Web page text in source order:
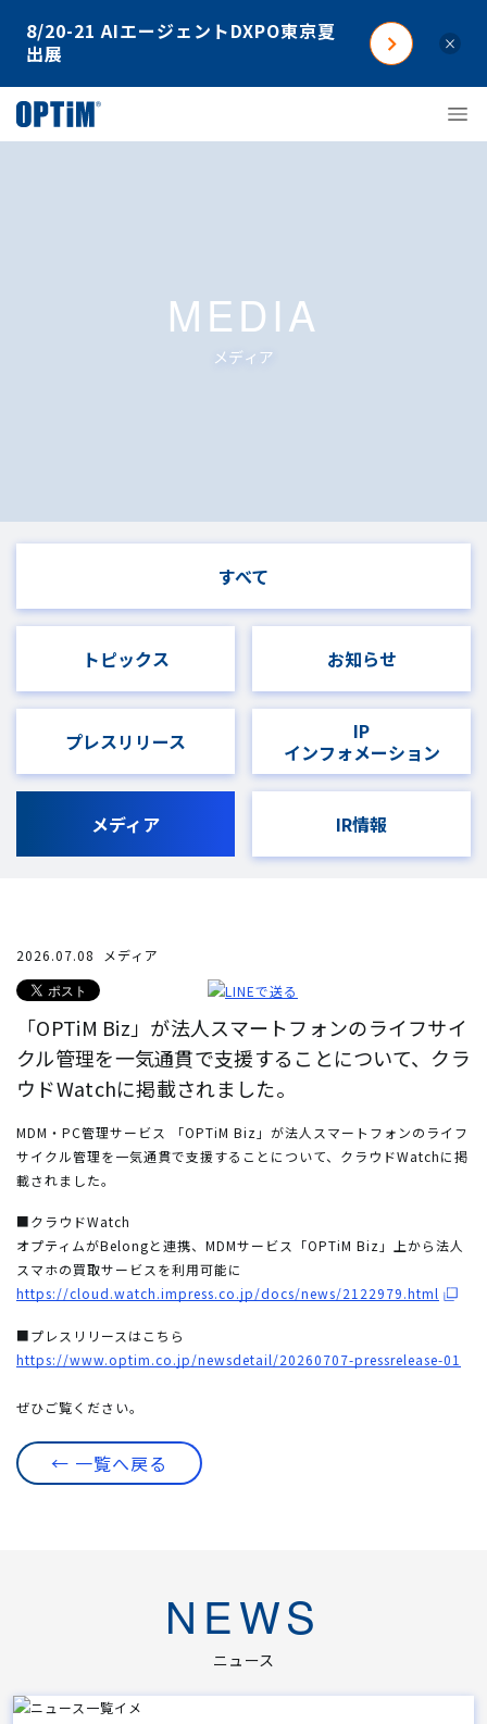
8/20-21 AIエージェントDXPO東京夏
出展
×
MEDIA
メディア
すべて
トピックス お知らせ
プレスリリース
IP
インフォメーション
メディア IR情報
2026.07.08 メディア
「OPTiM Biz」が法人スマートフォンのライフサイ
クル管理を一気通貫で支援することについて、クラ
ウドWatchに掲載されました。
MDM・PC管理サービス 「OPTiM Biz」が法人スマートフォンのライフ
サイクル管理を一気通貫で支援することについて、クラウドWatchに掲
載されました。
■クラウドWatch
オプティムがBelongと連携、MDMサービス「OPTiM Biz」上から法人
スマホの買取サービスを利用可能に
https://cloud.watch.impress.co.jp/docs/news/2122979.html
■プレスリリースはこちら
https://www.optim.co.jp/newsdetail/20260707-pressrelease-01
ぜひご覧ください。
← 一覧へ戻る
NEWS
ニュース